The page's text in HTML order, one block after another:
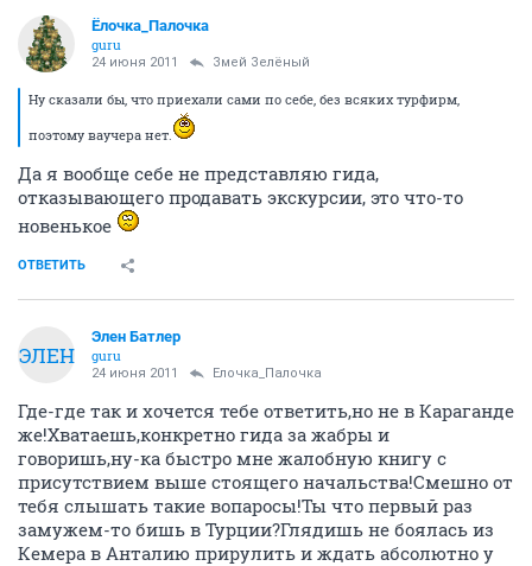
Ёлочка_Палочка
guru
24 июня 2011 Змей Зелёный
Ну сказали бы, что приехали сами по себе, без всяких турфирм,
поэтому ваучера нет.
Да я вообще себе не представляю гида,
отказывающего продавать экскурсии, это что-то
новенькое
ОТВЕТИТЬ
ЭЛЕН
Элен Батлер
guru
24 июня 2011 Ёлочка_Палочка
Где-где так и хочется тебе ответить,но не в Караганде
же!Хватаешь,конкретно гида за жабры и
говоришь,ну-ка быстро мне жалобную книгу с
присутствием выше стоящего начальства!Смешно от
тебя слышать такие вопаросы!Ты что первый раз
замужем-то бишь в Турции?Глядишь не боялась из
Кемера в Анталию прирулить и ждать абсолютно у